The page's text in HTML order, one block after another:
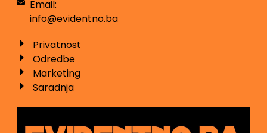
Email:
info@evidentno.ba
Privatnost
Odredbe
Marketing
Saradnja